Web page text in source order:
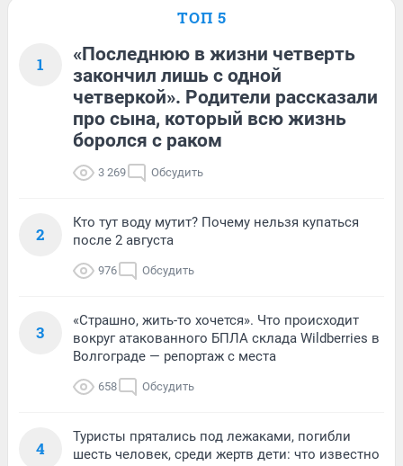
ТОП 5
1
«Последнюю в жизни четверть
закончил лишь с одной
четверкой». Родители рассказали
про сына, который всю жизнь
боролся с раком
3 269 Обсудить
2
Кто тут воду мутит? Почему нельзя купаться
после 2 августа
976 Обсудить
3
«Страшно, жить-то хочется». Что происходит
вокруг атакованного БПЛА склада Wildberries в
Волгограде — репортаж с места
658 Обсудить
4
Туристы прятались под лежаками, погибли
шесть человек, среди жертв дети: что известно